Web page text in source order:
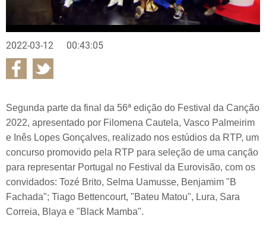
2022-03-12 00:43:05
Segunda parte da final da 56ª edição do Festival da Canção
2022, apresentado por Filomena Cautela, Vasco Palmeirim
e Inês Lopes Gonçalves, realizado nos estúdios da RTP, um
concurso promovido pela RTP para seleção de uma canção
para representar Portugal no Festival da Eurovisão, com os
convidados: Tozé Brito, Selma Uamusse, Benjamim "B
Fachada"; Tiago Bettencourt, "Bateu Matou", Lura, Sara
Correia, Blaya e "Black Mamba".